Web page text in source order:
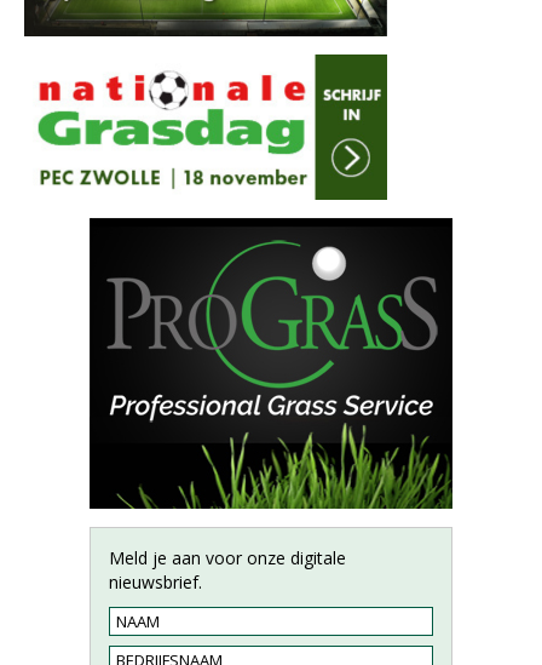
Meld je aan voor onze digitale
nieuwsbrief.